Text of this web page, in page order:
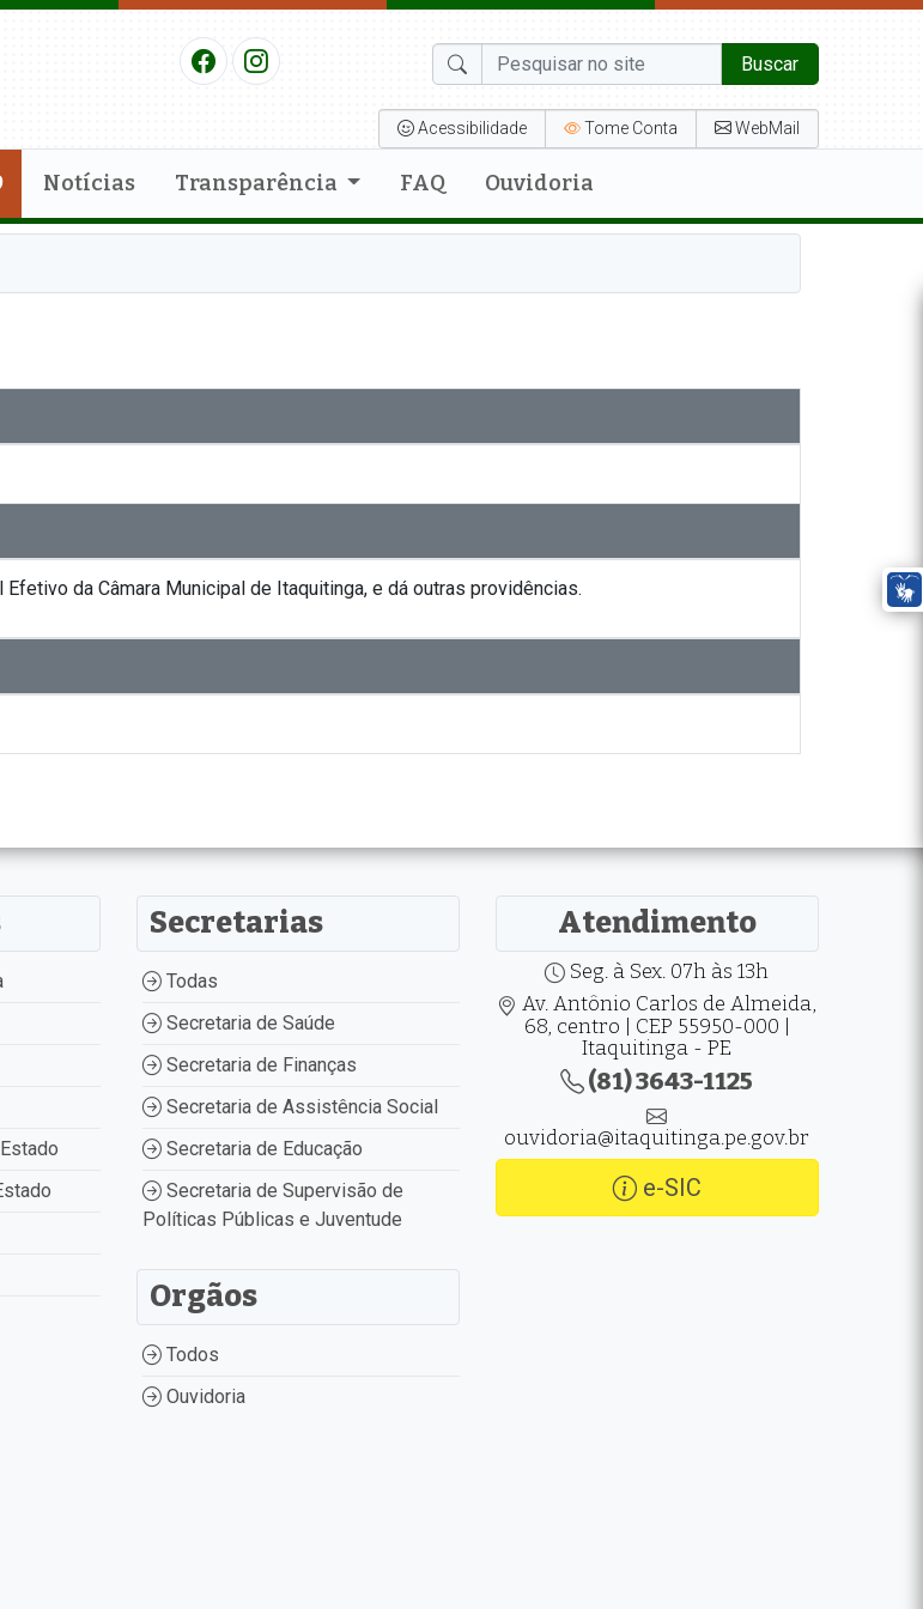
Buscar
Acessibilidade Tome Conta WebMail
Notícias Transparência FAQ Ouvidoria
da Câmara Municipal de Itaquitinga, e dá outras providências.
Secretarias
Todas
Secretaria de Saúde
Secretaria de Finanças
Secretaria de Assistência Social
Secretaria de Educação
Secretaria de Supervisão de
Políticas Públicas e Juventude
Orgãos
Todos
Ouvidoria
Atendimento
Seg. à Sex. 07h às 13h
Av. Antônio Carlos de Almeida,
68, centro | CEP 55950-000 |
Itaquitinga - PE
(81) 3643-1125
ouvidoria@itaquitinga.pe.gov.br
e-SIC